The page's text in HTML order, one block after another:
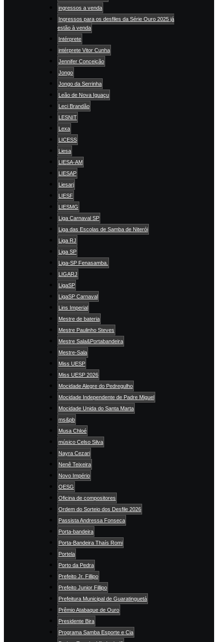
ingressos a venda
Ingressos para os desfiles da Série Ouro 2025 já
estão à venda
Intérprete
intérprete Vitor Cunha
Jennifer Conceição
Jongo
Jongo da Serrinha
Leão de Nova Iguaçu
Leci Brandão
LESNIT
Lexa
LICESS
Liesa
LIESA-AM
LIESAP
Liesarj
LIESF
LIESMG
Liga Carnaval SP
Liga das Escolas de Samba de Niterói
Liga RJ
Liga SP
Liga-SP Fenasamba.
LIGARJ
LigaSP
LigaSP Carnaval
Lins Imperial
Mestre de bateria
Mestre Paulinho Steves
Mestre Sala&Portabandeira
Mestre-Sala
Miss UESP
Miss UESP 2026
Mocidade Alegre do Pedregulho
Mocidade Independente de Padre Miguel
Mocidade Unida do Santa Marta
ms&pb
Musa Chloé
músico Celso Silva
Nayra Cezari
Nenê Teixeira
Novo Império
OESG
Oficina de compositores
Ordem do Sorteio dos Desfile 2026
Passista Andressa Fonseca
Porta-bandeira
Porta-Bandeira Thaís Romi
Portela
Porto da Pedra
Prefeito Jr. Fillipo
Prefeito Junior Fillipo
Prefeitura Municipal de Guaratinguetá
Prêmio Atabaque de Ouro
Presidente Bira
Programa Samba Esporte e Cia